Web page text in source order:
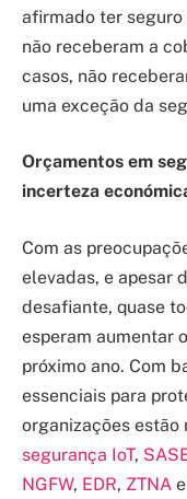
afirmado ter seguro
não receberam a
casos, não
uma exceção da
Orçamentos em
incerteza
Com as
elevadas, e apesar
desafiante, quase
esperam aumentar
próximo ano. Com
essenciais para
organizações estão
segurança IoT,
NGFW, EDR, ZTNA e